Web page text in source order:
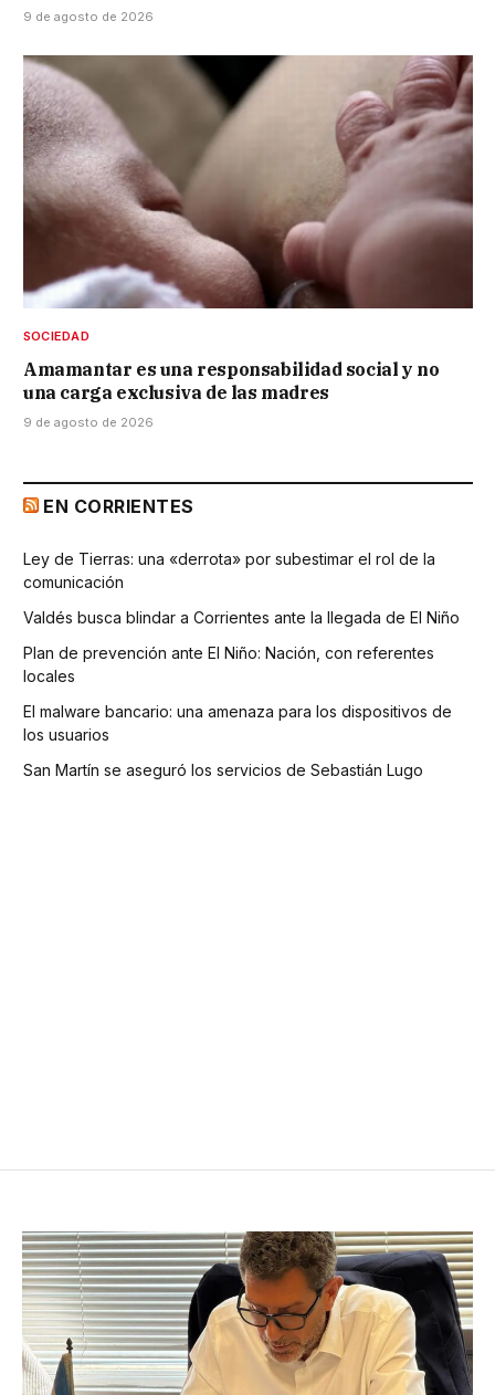
9 de agosto de 2026
SOCIEDAD
Amamantar es una responsabilidad social y no
una carga exclusiva de las madres
9 de agosto de 2026
EN CORRIENTES
Ley de Tierras: una «derrota» por subestimar el rol de la
comunicación
Valdés busca blindar a Corrientes ante la llegada de El Niño
Plan de prevención ante El Niño: Nación, con referentes
locales
El malware bancario: una amenaza para los dispositivos de
los usuarios
San Martín se aseguró los servicios de Sebastián Lugo